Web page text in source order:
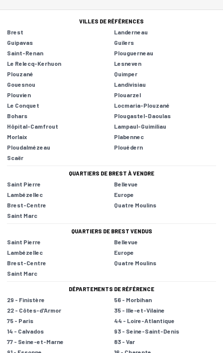
VILLES DE RÉFÉRENCES
Brest
Landerneau
Guipavas
Guilers
Saint-Renan
Plouguerneau
Le Relecq-Kerhuon
Lesneven
Plouzané
Quimper
Gouesnou
Landivisiau
Plouvien
Plouarzel
Le Conquet
Locmaria-Plouzané
Bohars
Plougastel-Daoulas
Hôpital-Camfrout
Lampaul-Guimiliau
Morlaix
Plabennec
Ploudalmézeau
Plouédern
Scaër
QUARTIERS DE BREST À VENDRE
Saint Pierre
Bellevue
Lambézellec
Europe
Brest-Centre
Quatre Moulins
Saint Marc
QUARTIERS DE BREST VENDUS
Saint Pierre
Bellevue
Lambézellec
Europe
Brest-Centre
Quatre Moulins
Saint Marc
DÉPARTEMENTS DE RÉFÉRENCE
29 - Finistère
56 - Morbihan
22 - Côtes-d'Armor
35 - Ille-et-Vilaine
75 - Paris
44 - Loire-Atlantique
14 - Calvados
93 - Seine-Saint-Denis
77 - Seine-et-Marne
83 - Var